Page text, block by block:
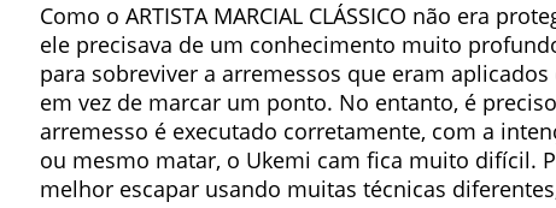
Como o ARTISTA MARCIAL CLÁSSICO não era
ele precisava de um conhecimento muito
para sobreviver a arremessos que eram
em vez de marcar um ponto. No entanto, é
arremesso é executado corretamente, com a
ou mesmo matar, o Ukemi cam fica muito difícil.
melhor escapar usando muitas técnicas